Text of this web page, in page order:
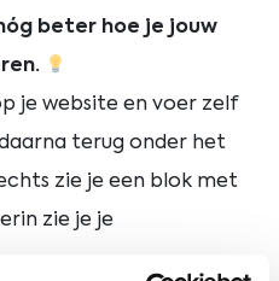
beter hoe je jouw
je website en voer zelf
terug onder het
zie je een blok met
zie je je